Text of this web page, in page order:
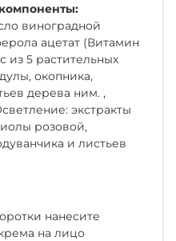
виноградной
ацетат (Витамин
из 5 растительных
окопника,
дерева ним. ,
экстракты
розовой,
и листьев
нанесите
на лицо